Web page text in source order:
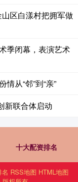
山区白漾村把拥军做
季闭幕，表演艺术
情从“邻”到“亲”
新联合体启动
十大配资排名
RSS地图 HTML地图